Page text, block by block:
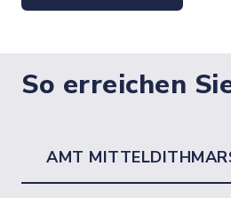
So erreichen
AMT